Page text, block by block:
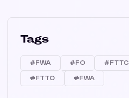
Tags
#FWA #FO #FTTC
#FTTO #FWA